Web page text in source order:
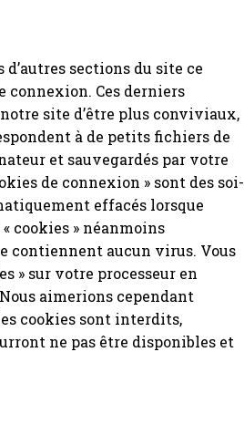
sections du site ce
connexion. Ces derniers
site d’être plus conviviaux,
à de petits fichiers de
et sauvegardés par votre
de connexion » sont des soi-
effacés lorsque
cookies » néanmoins
contiennent aucun virus. Vous
» sur votre processeur en
aimerions cependant
cookies sont interdits,
ne pas être disponibles et